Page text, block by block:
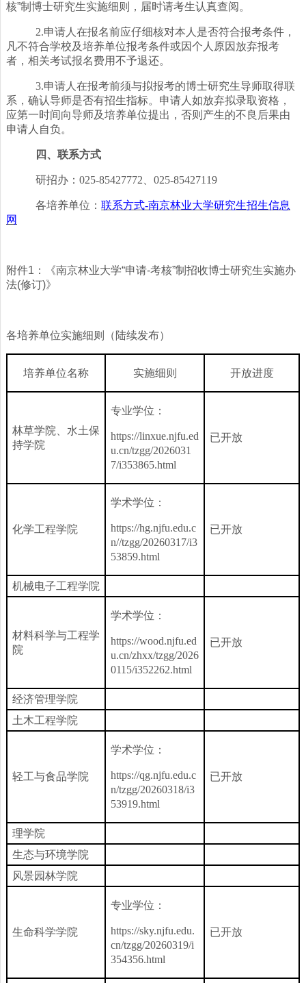
核”制博士研究生实施细则，届时请考生认真查阅。
2.申请人在报名前应仔细核对本人是否符合报考条件，
凡不符合学校及培养单位报考条件或因个人原因放弃报考
者，相关考试报名费用不予退还。
3.申请人在报考前须与拟报考的博士研究生导师取得联
系，确认导师是否有招生指标。申请人如放弃拟录取资格，
应第一时间向导师及培养单位提出，否则产生的不良后果由
申请人自负。
四、联系方式
研招办： 025-85427772、025-85427119
各培养单位： 联系方式-南京林业大学研究生招生信息
网
附件1：《南京林业大学“申请-考核”制招收博士研究生实施办
法(修订)》
各培养单位实施细则 （ 陆续发布）
培养单位名称 实施细则 开放进度
林草学院、水土保
持学院
专业学位：
https://linxue.njfu.ed
u.cn/tzgg/2026031
7/i353865.html
已开放
化学工程学院
学术学位：
https://hg.njfu.edu.c
n//tzgg/20260317/i3
53859.html
已开放
机械电子工程学院
材料科学与工程学
院
学术学位：
https://wood.njfu.ed
u.cn/zhxx/tzgg/2026
0115/i352262.html
已开放
经济管理学院
土木工程学院
轻工与食品学院
学术学位：
https://qg.njfu.edu.c
n/tzgg/20260318/i3
53919.html
已开放
理学院
生态与环境学院
风景园林学院
生命科学学院
专业学位：
https://sky.njfu.edu.
cn/tzgg/20260319/i
354356.html
已开放